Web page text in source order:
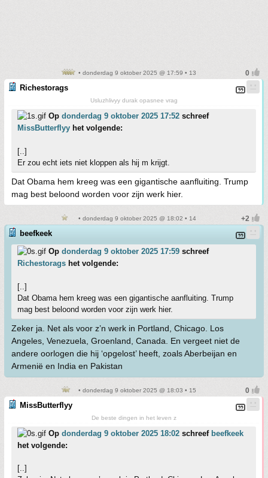
• donderdag 9 oktober 2025 @ 17:59 • 13
Richestorags
Usluzhlivyy durak opasnee vrag
Op donderdag 9 oktober 2025 17:52 schreef
MissButterflyy het volgende:
[..]
Er zou echt iets niet kloppen als hij m krijgt.
Dat Obama hem kreeg was een gigantische aanfluiting. Trump
mag best beloond worden voor zijn werk hier.
• donderdag 9 oktober 2025 @ 18:02 • 14
beefkeek
Op donderdag 9 oktober 2025 17:59 schreef
Richestorags het volgende:
[..]
Dat Obama hem kreeg was een gigantische aanfluiting. Trump
mag best beloond worden voor zijn werk hier.
Zeker ja. Net als voor z’n werk in Portland, Chicago. Los
Angeles, Venezuela, Groenland, Canada. En vergeet niet de
andere oorlogen die hij ‘opgelost’ heeft, zoals Aberbeijan en
Armenië en India en Pakistan
• donderdag 9 oktober 2025 @ 18:03 • 15
MissButterflyy
De beste dingen in het leven z
Op donderdag 9 oktober 2025 18:02 schreef beefkeek
het volgende:
[..]